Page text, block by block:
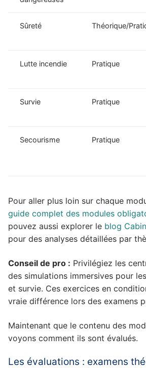
Sûreté Théorique/
Lutte incendie Pratique
Survie Pratique
Secourisme Pratique
Pour aller plus loin sur chaque
guide complet des modules
pouvez aussi explorer le blog
pour des analyses détaillées par
Conseil de pro : Privilégiez les
des simulations immersives pour
et survie. Ces exercices en
vraie différence lors des examens
Maintenant que le contenu des
voyons comment ils sont évalués.
Les évaluations : examens